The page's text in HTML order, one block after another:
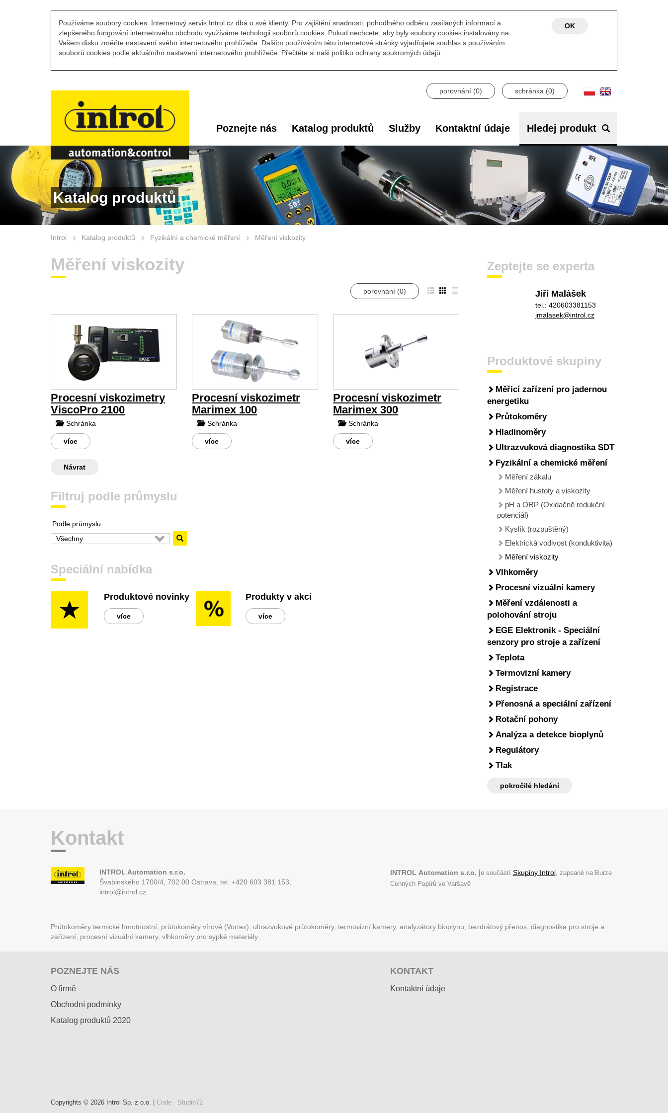
Používáme soubory cookies. Internetový servis Introl.cz dbá o své klienty. Pro zajištění snadnosti, pohodlného odběru zasílaných informací a
zlepšeného fungování internetového obchodu využíváme techologii souborů cookies. Pokud nechcete, aby byly soubory cookies instalovány na
Vašem disku změňte nastavení svého internetového prohlížeče. Dalším používáním této internetové stránky vyjadřujete souhlas s používáním
souborů cookies podle aktuálního nastavení internetového prohlížeče. Přečtěte si naši politiku ochrany soukromých údajů.
OK
porovnání (0) schránka (0)
Poznejte nás Katalog produktů Služby Kontaktní údaje Hledej produkt
Katalog produktů
Introl Katalog produktů Fyzikální a chemické měření Měření viskozity
Zeptejte se experta
Jiří Malášek
tel.: 420603381153
jmalasek@introl.cz
Produktové skupiny
Měřicí zařízení pro jadernou
energetiku
Průtokoměry
Hladinoměry
Ultrazvuková diagnostika SDT
Fyzikální a chemické měření
Měření zákalu
Měření hustoty a viskozity
pH a ORP (Oxidačně redukční
potenciál)
Kyslík (rozpuštěný)
Elektrická vodivost (konduktivita)
Měření viskozity
Vlhkoměry
Procesní vizuální kamery
Měření vzdálenosti a
polohování stroju
EGE Elektronik - Speciální
senzory pro stroje a zařízení
Teplota
Termovizní kamery
Registrace
Přenosná a speciální zařízení
Rotační pohony
Analýza a detekce bioplynů
Regulátory
Tlak
pokročilé hledání
Měření viskozity
porovnání (0)
Procesní viskozimetry
ViscoPro 2100
Schránka
více
Procesní viskozimetr
Marimex 100
Schránka
více
Procesní viskozimetr
Marimex 300
Schránka
více
Návrat
Filtruj podle průmyslu
Podle průmyslu
Speciální nabídka
Produktové novinky
více
Produkty v akci
více
Kontakt
INTROL Automation s.r.o.
Švabinského 1700/4, 702 00 Ostrava, tel. +420 603 381 153,
introl@introl.cz
INTROL Automation s.r.o. je součástí Skupiny Introl, zapsané na Burze
Cenných Papírů ve Varšavě
Průtokoměry termické hmotnostní, průtokoměry vírové (Vortex), ultrazvukové průtokoměry, termovizní kamery, analyzátory bioplynu, bezdrátový přenos, diagnostika pro stroje a
zařízení, procesní vizuální kamery, vlhkoměry pro sypké materiály
POZNEJTE NÁS
O firmě
Obchodní podmínky
Katalog produktů 2020
KONTAKT
Kontaktní údaje
Copyrights © 2026 Introl Sp. z o.o. | Code - Studio72